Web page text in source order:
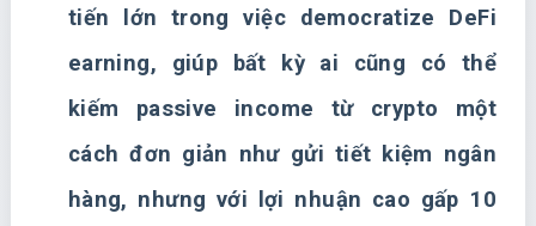
tiến lớn trong việc democratize DeFi
earning, giúp bất kỳ ai cũng có thể
kiếm passive income từ crypto một
cách đơn giản như gửi tiết kiệm ngân
hàng, nhưng với lợi nhuận cao gấp 10